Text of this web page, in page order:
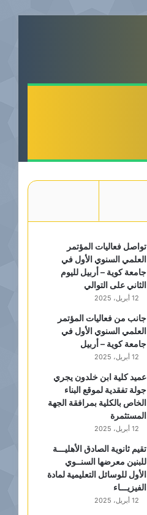
تواصل فعاليات المؤتمر
العلمي السنوي الأول في
جامعة كوية – أربيل لليوم
الثاني على التوالي
12 أبريل، 2025
جانب من فعاليات المؤتمر
العلمي السنوي الأول في
جامعة كوية – أربيل
12 أبريل، 2025
عميد كلية ابن خلدون يجري
جولة تفقدية لموقع البناء
الخاص بالكلية بمرافقة الجهة
المستثمرة
12 أبريل، 2025
تقيم ثانوية الصادق الأهليـــة
للبنين معرضها السنــوي
الأول للوسائل التعليمية لمادة
الفيزيـــاء
12 أبريل، 2025